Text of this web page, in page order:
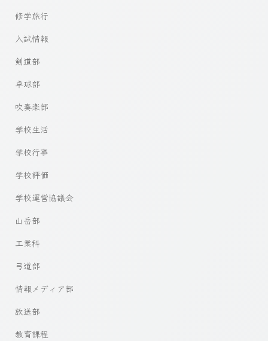
修学旅行
入試情報
剣道部
卓球部
吹奏楽部
学校生活
学校行事
学校評価
学校運営協議会
山岳部
工業科
弓道部
情報メディア部
放送部
教育課程